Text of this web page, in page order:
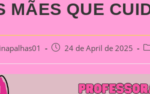
MÃES QUE
Post 24 de April de 2025